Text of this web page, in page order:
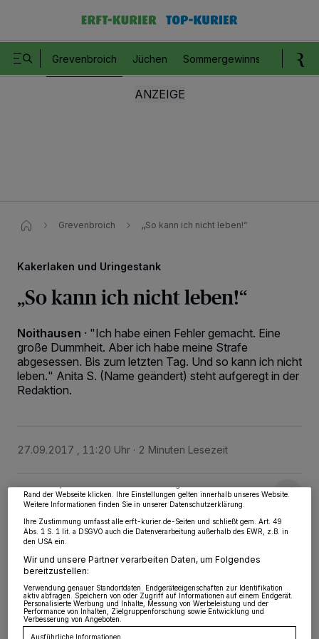
Grevenbroich Jüchen Sommergewinnspiel
Grevenbroich „So kann ich nicht leben!“
Kakerlaken und Uringestank
„So kann ich nicht leben!“
Noithausen · "Ich habe einen Fehler gemacht. Eine
große Dummheit. Aber ich habe meine Strafe
abgesessen. Bis zum letzten Tag. Und so kann ich nicht
leben." Anita S. (Name geändert) steht aufgeregt in der
Redaktion.
27.09.2017 , 11:20 Uhr 2 Minuten Lesezeit
Von Gerhard Müller
o aufgeregt, dass sie ihre Gedanken,
Partner verarbeiten Daten, um Ihnen Dienste bereitzustellen“ aufgeführten
Zwecke. Wenn Tracker deaktiviert sind, sind manche Inhalte und Anzeigen
Rand der Webseite klicken. Ihre Einstellungen gelten innerhalb unseres Website.
Weitere Informationen finden Sie in unserer Datenschutzerklärung.
Ihre Zustimmung umfasst alle erft-kurier.de-Seiten und schließt gem. Art. 49
Abs. 1 S. 1 lit. a DSGVO auch die Datenverarbeitung außerhalb des EWR, z.B. in
den USA ein.
Wir und unsere Partner verarbeiten Daten, um Folgendes
bereitzustellen:
Verwendung genauer Standortdaten. Endgeräteeigenschaften zur Identifikation
aktiv abfragen. Speichern von oder Zugriff auf Informationen auf einem Endgerät.
Personalisierte Werbung und Inhalte, Messung von Werbeleistung und der
Performance von Inhalten, Zielgruppenforschung sowie Entwicklung und
Verbesserung von Angeboten.